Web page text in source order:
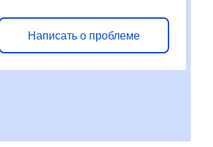
Написать о проблеме